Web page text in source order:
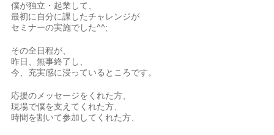
僕が独立・起業して、
最初に自分に課したチャレンジが
セミナーの実施でした^^;
その全日程が、
昨日、無事終了し、
今、充実感に浸っているところです。
応援のメッセージをくれた方、
現場で僕を支えてくれた方、
時間を割いて参加してくれた方、